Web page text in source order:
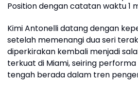
Position dengan catatan waktu 1
Kimi Antonelli datang dengan
setelah memenangi dua seri
diperkirakan kembali menjadi
terkuat di Miami, seiring
tengah berada dalam tren